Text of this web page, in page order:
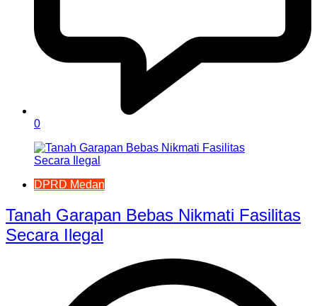
0
DPRD Medan
Tanah Garapan Bebas Nikmati Fasilitas
Secara Ilegal